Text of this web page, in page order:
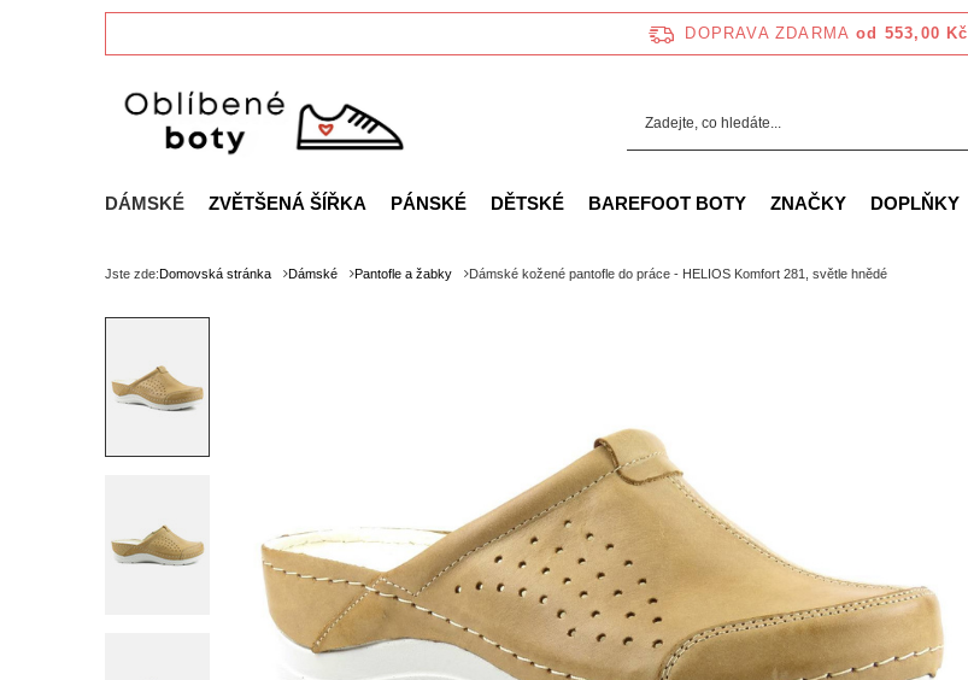
DOPRAVA ZDARMA od 553,00 Kč
DÁMSKÉ ZVĚTŠENÁ ŠÍŘKA PÁNSKÉ DĚTSKÉ BAREFOOT BOTY ZNAČKY DOPLŇKY
Jste zde:Domovská stránka Dámské Pantofle a žabky Dámské kožené pantofle do práce - HELIOS Komfort 281, světle hnědé